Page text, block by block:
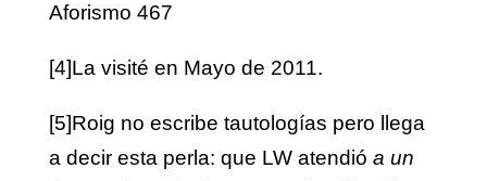
Aforismo 467
[4]La visité en Mayo de 2011.
[5]Roig no escribe tautologías pero llega
a decir esta perla: que LW atendió a un